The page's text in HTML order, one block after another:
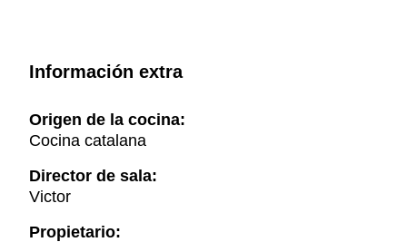
Información extra
Origen de la cocina:
Cocina catalana
Director de sala:
Victor
Propietario: